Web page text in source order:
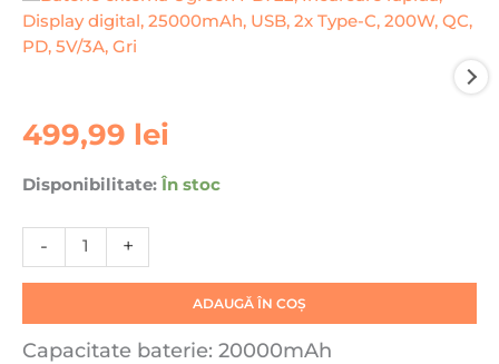
499,99 lei
Disponibilitate: În stoc
-
Cantitate
Baterie
Ugreen
PB722,
Incarcare
rapida,
digital,
25000mAh,
+
ADAUGĂ ÎN COȘ
Capacitate baterie: 20000mAh